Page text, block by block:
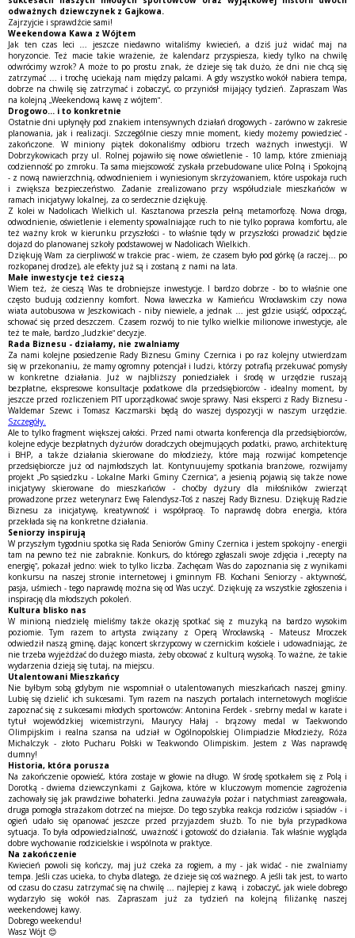
odważnych dziewczynek z Gajkowa.
Zajrzyjcie i sprawdźcie sami!
Weekendowa Kawa z Wójtem
Jak ten czas leci … jeszcze niedawno witaliśmy kwiecień, a dziś już widać maj na
horyzoncie. Też macie takie wrażenie, że kalendarz przyspiesza, kiedy tylko na chwilę
odwrócimy wzrok? A może to po prostu znak, że dzieje się tak dużo, że dni nie chcą się
zatrzymać … i trochę uciekają nam między palcami. A gdy wszystko wokół nabiera tempa,
dobrze na chwilę się zatrzymać i zobaczyć, co przyniósł mijający tydzień. Zapraszam Was
na kolejną „Weekendową kawę z wójtem”.
Drogowo... i to konkretnie
Ostatnie dni upłynęły pod znakiem intensywnych działań drogowych - zarówno w zakresie
planowania, jak i realizacji. Szczególnie cieszy mnie moment, kiedy możemy powiedzieć -
zakończone. W miniony piątek dokonaliśmy odbioru trzech ważnych inwestycji. W
Dobrzykowicach przy ul. Rolnej pojawiło się nowe oświetlenie - 10 lamp, które zmieniają
codzienność po zmroku. Ta sama miejscowość zyskała przebudowane ulice Polną i Spokojną
- z nową nawierzchnią, odwodnieniem i wyniesionym skrzyżowaniem, które uspokaja ruch
i zwiększa bezpieczeństwo. Zadanie zrealizowano przy współudziale mieszkańców w
ramach inicjatywy lokalnej, za co serdecznie dziękuję.
Z kolei w Nadolicach Wielkich ul. Kasztanowa przeszła pełną metamorfozę. Nowa droga,
odwodnienie, oświetlenie i elementy spowalniające ruch to nie tylko poprawa komfortu, ale
też ważny krok w kierunku przyszłości - to właśnie tędy w przyszłości prowadzić będzie
dojazd do planowanej szkoły podstawowej w Nadolicach Wielkich.
Dziękuję Wam za cierpliwość w trakcie prac - wiem, że czasem było pod górkę (a raczej… po
rozkopanej drodze), ale efekty już są i zostaną z nami na lata.
Małe inwestycje też cieszą
Wiem też, że cieszą Was te drobniejsze inwestycje. I bardzo dobrze - bo to właśnie one
często budują codzienny komfort. Nowa ławeczka w Kamieńcu Wrocławskim czy nowa
wiata autobusowa w Jeszkowicach - niby niewiele, a jednak … jest gdzie usiąść, odpocząć,
schować się przed deszczem. Czasem rozwój to nie tylko wielkie milionowe inwestycje, ale
też te małe, bardzo „ludzkie” decyzje.
Rada Biznesu - działamy, nie zwalniamy
Za nami kolejne posiedzenie Rady Biznesu Gminy Czernica i po raz kolejny utwierdzam
się w przekonaniu, że mamy ogromny potencjał i ludzi, którzy potrafią przekuwać pomysły
w konkretne działania. Już w najbliższy poniedziałek i środę w urzędzie ruszają
bezpłatne, ekspresowe konsultacje podatkowe dla przedsiębiorców - idealny moment, by
jeszcze przed rozliczeniem PIT uporządkować swoje sprawy. Nasi eksperci z Rady Biznesu -
Waldemar Szewc i Tomasz Kaczmarski będą do waszej dyspozycji w naszym urzędzie.
Szczegóły.
Ale to tylko fragment większej całości. Przed nami otwarta konferencja dla przedsiębiorców,
kolejne edycje bezpłatnych dyżurów doradczych obejmujących podatki, prawo, architekturę
i BHP, a także działania skierowane do młodzieży, które mają rozwijać kompetencje
przedsiębiorcze już od najmłodszych lat. Kontynuujemy spotkania branżowe, rozwijamy
projekt „Po sąsiedzku - Lokalne Marki Gminy Czernica”, a jesienią pojawią się także nowe
inicjatywy skierowane do mieszkańców - choćby dyżury dla miłośników zwierząt
prowadzone przez weterynarz Ewę Falendysz-Toś z naszej Rady Biznesu. Dziękuję Radzie
Biznesu za inicjatywę, kreatywność i współpracę. To naprawdę dobra energia, która
przekłada się na konkretne działania.
Seniorzy inspirują
W przyszłym tygodniu spotka się Rada Seniorów Gminy Czernica i jestem spokojny - energii
tam na pewno też nie zabraknie. Konkurs, do którego zgłaszali swoje zdjęcia i „recepty na
energię”, pokazał jedno: wiek to tylko liczba. Zachęcam Was do zapoznania się z wynikami
konkursu na naszej stronie internetowej i gminnym FB. Kochani Seniorzy - aktywność,
pasja, uśmiech - tego naprawdę można się od Was uczyć. Dziękuję za wszystkie zgłoszenia i
inspirację dla młodszych pokoleń.
Kultura blisko nas
W minioną niedzielę mieliśmy także okazję spotkać się z muzyką na bardzo wysokim
poziomie. Tym razem to artysta związany z Operą Wrocławską - Mateusz Mroczek
odwiedził naszą gminę, dając koncert skrzypcowy w czernickim kościele i udowadniając, że
nie trzeba wyjeżdżać do dużego miasta, żeby obcować z kulturą wysoką. To ważne, że takie
wydarzenia dzieją się tutaj, na miejscu.
Utalentowani Mieszkańcy
Nie byłbym sobą gdybym nie wspomniał o utalentowanych mieszkańcach naszej gminy.
Lubię się dzielić ich sukcesami. Tym razem na naszych portalach internetowych mogliście
zapoznać się z sukcesami młodych sportowców: Antonina Ferdek - srebrny medal w karate i
tytuł wojewódzkiej wicemistrzyni, Maurycy Hałaj - brązowy medal w Taekwondo
Olimpijskim i realna szansa na udział w Ogólnopolskiej Olimpiadzie Młodzieży, Róża
Michalczyk - złoto Pucharu Polski w Teakwondo Olimpiskim. Jestem z Was naprawdę
dumny!
Historia, która porusza
Na zakończenie opowieść, która zostaje w głowie na długo. W środę spotkałem się z Polą i
Dorotką - dwiema dziewczynkami z Gajkowa, które w kluczowym momencie zagrożenia
zachowały się jak prawdziwe bohaterki. Jedna zauważyła pożar i natychmiast zareagowała,
druga pomogła strażakom dotrzeć na miejsce. Do tego szybka reakcja rodziców i sąsiadów - i
ogień udało się opanować jeszcze przed przyjazdem służb. To nie była przypadkowa
sytuacja. To była odpowiedzialność, uważność i gotowość do działania. Tak właśnie wygląda
dobre wychowanie rodzicielskie i wspólnota w praktyce.
Na zakończenie
Kwiecień powoli się kończy, maj już czeka za rogiem, a my - jak widać - nie zwalniamy
tempa. Jeśli czas ucieka, to chyba dlatego, że dzieje się coś ważnego. A jeśli tak jest, to warto
od czasu do czasu zatrzymać się na chwilę … najlepiej z kawą i zobaczyć, jak wiele dobrego
wydarzyło się wokół nas. Zapraszam już za tydzień na kolejną filiżankę naszej
weekendowej kawy.
Dobrego weekendu!
Wasz Wójt 😊